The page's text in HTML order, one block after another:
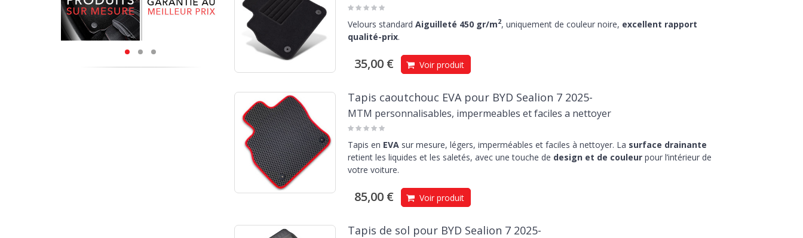
Velours standard Aiguilleté 450 gr/m2, uniquement de couleur noire, excellent rapport
qualité-prix.
35,00 € Voir produit
Tapis caoutchouc EVA pour BYD Sealion 7 2025-
MTM personnalisables, impermeables et faciles a nettoyer
Tapis en EVAsur mesure, légers, imperméables et faciles à nettoyer. La surface drainante
retient les liquides et les saletés, avec une touche de design et de couleurpour l’intérieur de
votre voiture.
85,00 € Voir produit
Tapis de sol pour BYD Sealion 7 2025-